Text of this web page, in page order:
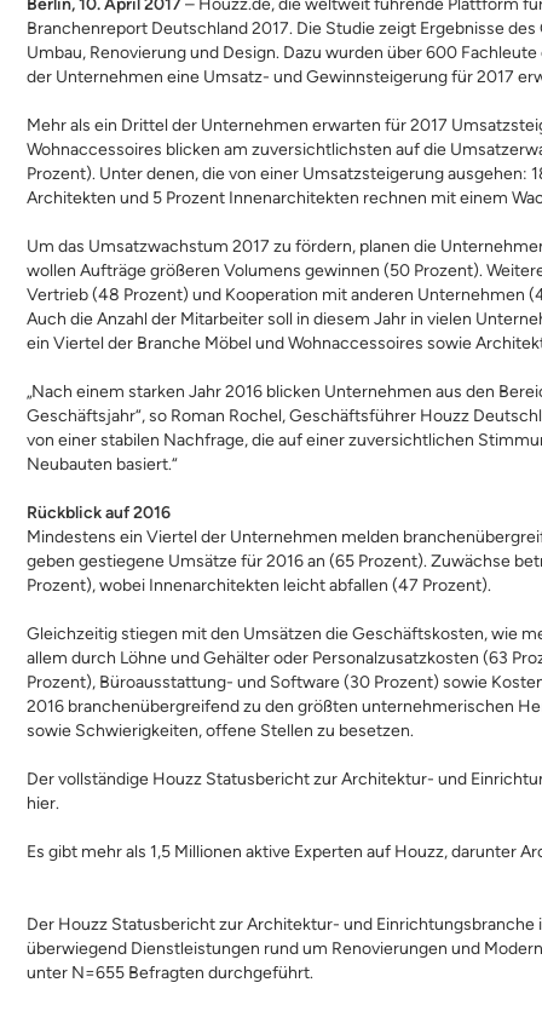
Berlin, 10.April 2017– Houzz.de, die weltweit führende Plattform
Branchenreport Deutschland 2017. Die Studie zeigt Ergebnisse
Umbau, Renovierung und Design. Dazu wurden über 600
der Unternehmen eine Umsatz- und Gewinnsteigerung für 2017
Mehr als ein Drittel der Unternehmen erwarten für 2017
Wohnaccessoires blicken am zuversichtlichsten auf die
Prozent). Unter denen, die von einer Umsatzsteigerung ausgehen:
Architekten und 5 Prozent Innenarchitekten rechnen mit einem
Um das Umsatzwachstum 2017 zu fördern, planen die
wollen Aufträge größeren Volumens gewinnen (50 Prozent).
Vertrieb (48 Prozent) und Kooperation mit anderen Unternehmen
Auch die Anzahl der Mitarbeiter soll in diesem Jahr in vielen
ein Viertel der Branche Möbel und Wohnaccessoires sowie
„Nach einem starken Jahr 2016 blicken Unternehmen aus den
Geschäftsjahr“, so Roman Rochel, Geschäftsführer Houzz
von einer stabilen Nachfrage, die auf einer zuversichtlichen
Neubauten basiert.“
Rückblick auf 2016
Mindestens ein Viertel der Unternehmen melden
geben gestiegene Umsätze für 2016 an (65 Prozent). Zuwächse
Prozent), wobei Innenarchitekten leicht abfallen (47 Prozent).
Gleichzeitig stiegen mit den Umsätzen die Geschäftskosten, wie
allem durch Löhne und Gehälter oder Personalzusatzkosten (63
Prozent), Büroausstattung- und Software (30 Prozent) sowie
2016 branchenübergreifend zu den größten unternehmerischen
sowie Schwierigkeiten, offene Stellen zu besetzen.
Der vollständige Houzz Statusbericht zur Architektur- und
hier.
Es gibt mehr als 1,5 Millionen aktive Experten auf Houzz, darunter
Der Houzz Statusbericht zur Architektur- und
überwiegend Dienstleistungen rund um Renovierungen und
unter N=655 Befragten durchgeführt.